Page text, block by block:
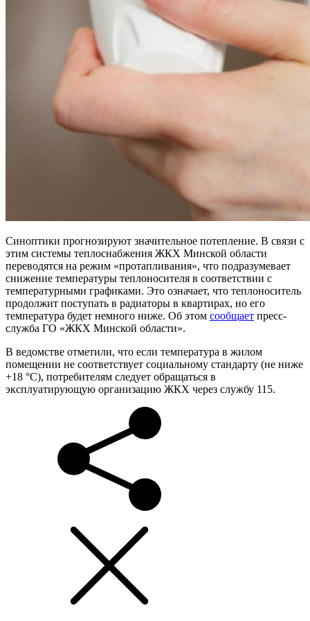
Синоптики прогнозируют значительное потепление. В связи с
этим системы теплоснабжения ЖКХ Минской области
переводятся на режим «протапливания», что подразумевает
снижение температуры теплоносителя в соответствии с
температурными графиками. Это означает, что теплоноситель
продолжит поступать в радиаторы в квартирах, но его
температура будет немного ниже. Об этом сообщает пресс-
служба ГО «ЖКХ Минской области».
В ведомстве отметили, что если температура в жилом
помещении не соответствует социальному стандарту (не ниже
+18 °C), потребителям следует обращаться в
эксплуатирующую организацию ЖКХ через службу 115.